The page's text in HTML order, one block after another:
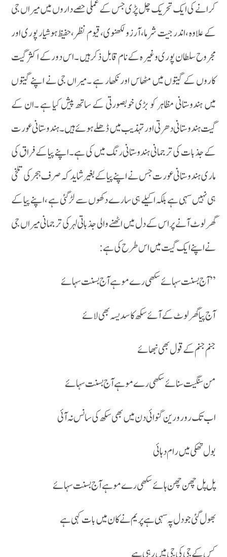
کرانے کی ایک تحریک چل پڑی جس کے عملی حصے داروں میں میراں جی
کے علاوہ ،اندر جیت شرما،آرزو لکھنوی ،قیوم نظر ،حفیظ ہوشیار پوری اور
مجروح سلطان پوری وغیر ہ کے نام قابل ذکر ہیں ۔اس دور کے اکثر گیت
کاروں کے گیتوں میں مٹھاس اور نکھار ہے ۔میراں جی نے اپنے گیتوں
میں ہندوستانی مظاہر کو بڑی خوبصورتی کے ساتھ پیش کیا ہے ۔ان کے
گیت ہندوستانی دھرتی اور تہذیب میں ڈھلے ہوئے ہیں ۔ہندوستانی عورت
کے جذبات کی ترجمانی ہندوستانی رنگ میں کی ہے ۔اپنے پیا کے فراق کی
ماری ہندوستانی عورت جس نے اپنے پیا کے بغیرشاید کہ صرف ہجر کی تلخی
ہی نہیں سہی ہے بلکہ اکیلے ہی سارے دکھوں سے لڑ گئی ہے ،اپنے پیا کے
گھر لوٹ آنے پر اس کے دل میں اٹھنے والی جذباتی لہرکی ترجمانی میراں جی
نے اپنے ایک گیت میں اس طرح کی ہے :
’’ آج بسنت سہائے سکھی رے موہے آج بسنت سہائے
آج پیا گھر لوٹ کے آئے سکھ کا سدیسہ بھی لائے
جنم جنم کے قول بھی نبھائے
من سنگیت سنائے سکھی رے موہے آج بسنت سہائے
اب تک رو رو رین گنوائی دن میں بھی سکھ کی سانس نہ آئی
بول تھکی میں رام دہائی
پل پل چھن چھن ہائے سکھی رے موہے آج بسنت سہائے
بھول گئی جو دل پہ سہی ہے پریم نے کان میں بات کہی ہے